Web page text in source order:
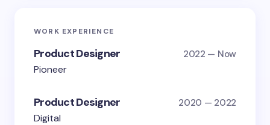
WORK EXPERIENCE
Product Designer 2022 — Now
Pioneer
Product Designer 2020 — 2022
Digital